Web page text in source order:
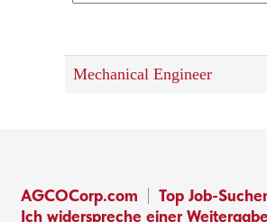
Mechanical Engineer
AGCOCorp.com Top Job-
Ich widerspreche einer